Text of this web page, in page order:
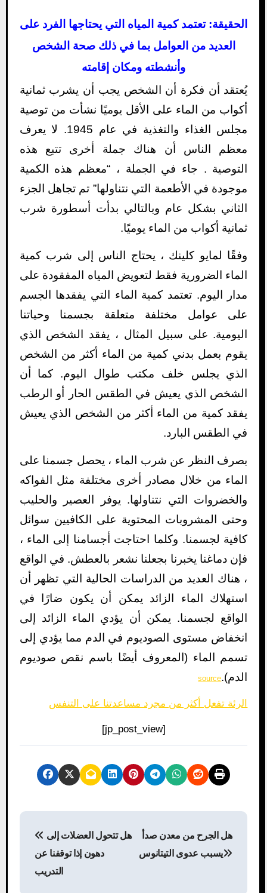
الحقيقة: تعتمد كمية المياه التي يحتاجها الفرد على
العديد من العوامل بما في ذلك صحة الشخص
وأنشطته ومكان إقامته
يُعتقد أن فكرة أن الشخص يجب أن يشرب ثمانية
أكواب من الماء على الأقل يوميًا نشأت من توصية
مجلس الغذاء والتغذية في عام 1945. لا يعرف
معظم الناس أن هناك جملة أخرى تتبع هذه
التوصية . جاء في الجملة ، “معظم هذه الكمية
موجودة في الأطعمة التي نتناولها” تم تجاهل الجزء
الثاني بشكل عام وبالتالي بدأت أسطورة شرب
ثمانية أكواب من الماء يوميًا.
وفقًا لمايو كلينك ، يحتاج الناس إلى شرب كمية
الماء الضرورية فقط لتعويض المياه المفقودة على
مدار اليوم. تعتمد كمية الماء التي يفقدها الجسم
على عوامل مختلفة متعلقة بجسمنا وحياتنا
اليومية. على سبيل المثال ، يفقد الشخص الذي
يقوم بعمل بدني كمية من الماء أكثر من الشخص
الذي يجلس خلف مكتب طوال اليوم. كما أن
الشخص الذي يعيش في الطقس الحار أو الرطب
يفقد كمية من الماء أكثر من الشخص الذي يعيش
في الطقس البارد.
بصرف النظر عن شرب الماء ، يحصل جسمنا على
الماء من خلال مصادر أخرى مختلفة مثل الفواكه
والخضروات التي نتناولها. يوفر العصير والحليب
وحتى المشروبات المحتوية على الكافيين سوائل
كافية لجسمنا. وكلما احتاجت أجسامنا إلى الماء ،
فإن دماغنا يخبرنا بجعلنا نشعر بالعطش. في الواقع
، هناك العديد من الدراسات الحالية التي تظهر أن
استهلاك الماء الزائد يمكن أن يكون ضارًا في
الواقع لجسمنا. يمكن أن يؤدي الماء الزائد إلى
انخفاض مستوى الصوديوم في الدم مما يؤدي إلى
تسمم الماء (المعروف أيضًا باسم نقص صوديوم
الدم).source
الرئة تفعل أكثر من مجرد مساعدتنا على التنفس
[jp_post_view]
دهون إذا توقفنا عن
التدريب
هل الجرح من معدن صدأ
يسبب عدوى التيتانوس